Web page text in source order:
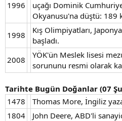
1996
uçağı Dominik
Okyanusu'na düştü: 189
1998
Kış Olimpiyatları,
başladı.
2008
YÖK'ün Meslek lisesi
sorununu resmi olarak
Tarihte Bugün Doğanlar (07
1478
Thomas More, İngiliz
1804
John Deere, ABD'li